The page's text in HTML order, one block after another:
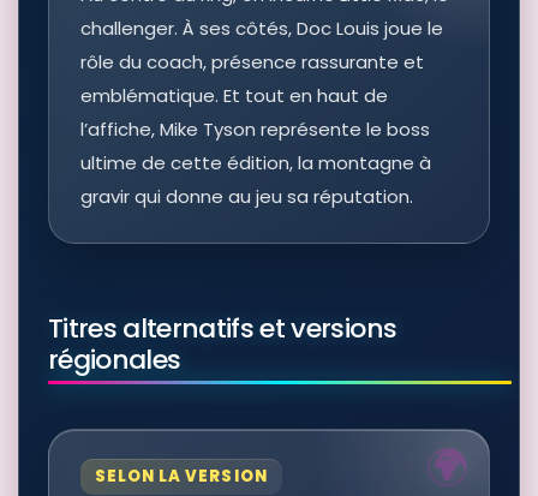
challenger. À ses côtés, Doc Louis joue le
rôle du coach, présence rassurante et
emblématique. Et tout en haut de
l’affiche, Mike Tyson représente le boss
ultime de cette édition, la montagne à
gravir qui donne au jeu sa réputation.
Titres alternatifs et versions
régionales
SELON LA VERSION